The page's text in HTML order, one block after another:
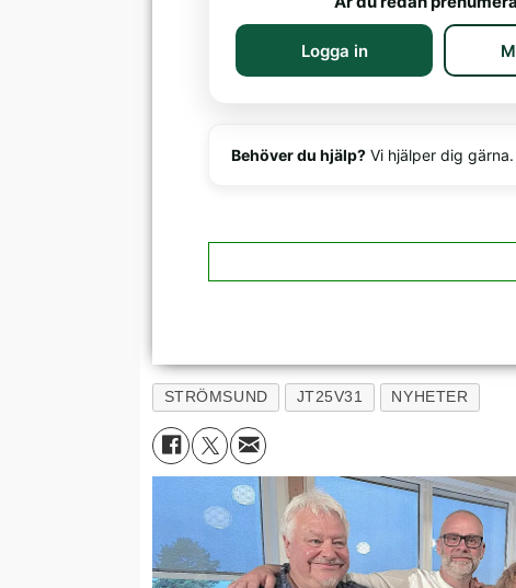
Logga in
Behöver du hjälp? Vi hjälper dig gärna.
STRÖMSUND JT25V31 NYHETER